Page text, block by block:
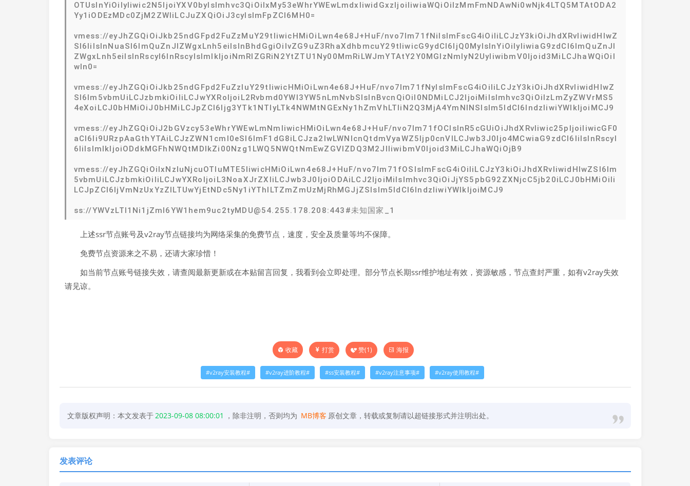
OTUsInYiOiIyIiwic2N5IjoiYXV0byIsImhvc3QiOiIxMy53eWhrYWEwLmdxIiwidGxzIjoiIiwiaWQiOiIzMmFmNDAwNi0wNjk4LTQ5MTAtODA2
Yy1iODEzMDc0ZjM2ZWIiLCJuZXQiOiJ3cyIsImFpZCI6MH0=
vmess://eyJhZGQiOiJkb25ndGFpd2FuZzMuY29tIiwicHMiOiLwn4e68J+HuF/nvo7lm71fNiIsImFscG4iOiIiLCJzY3kiOiJhdXRvIiwidHlwZ
SI6IiIsInNuaSI6ImQuZnJlZWgxLnh5eiIsInBhdGgiOiIvZG9uZ3RhaXdhbmcuY29tIiwicG9ydCI6IjQ0MyIsInYiOiIyIiwiaG9zdCI6ImQuZnJl
ZWgxLnh5eiIsInRscyI6InRscyIsImlkIjoiNmRlZGRiN2YtZTU1Ny00MmRiLWJmYTAtY2Y0MGIzNmIyN2UyIiwibmV0Ijoid3MiLCJhaWQiOiI
wIn0=
vmess://eyJhZGQiOiJkb25ndGFpd2FuZzIuY29tIiwicHMiOiLwn4e68J+HuF/nvo7lm71fNyIsImFscG4iOiIiLCJzY3kiOiJhdXRvIiwidHlwZ
SI6Im5vbmUiLCJzbmkiOiIiLCJwYXRoIjoiL2Rvbmd0YWl3YW5nLmNvbSIsInBvcnQiOiI0NDMiLCJ2IjoiMiIsImhvc3QiOiIzLmZyZWVrMS5
4eXoiLCJ0bHMiOiJ0bHMiLCJpZCI6Ijg3YTk1NTIyLTk4NWMtNGExNy1hZmVhLTliN2Q3MjA4YmNlNSIsIm5ldCI6IndzIiwiYWlkIjoiMCJ9
vmess://eyJhZGQiOiJ2bGVzcy53eWhrYWEwLmNmIiwicHMiOiLwn4e68J+HuF/nvo7lm71fOCIsInR5cGUiOiJhdXRvIiwic25pIjoiIiwicGF0
aCI6Ii9URzpAaGthYTAiLCJzZWN1cml0eSI6ImF1dG8iLCJza2lwLWNlcnQtdmVyaWZ5Ijp0cnVlLCJwb3J0Ijo4MCwiaG9zdCI6IiIsInRscyI
6IiIsImlkIjoiODdkMGFhNWQtMDlkZi00Nzg1LWQ5NWQtNmEwZGVlZDQ3M2JlIiwibmV0Ijoid3MiLCJhaWQiOjB9
vmess://eyJhZGQiOiIxNzIuNjcuOTIuMTE5IiwicHMiOiLwn4e68J+HuF/nvo7lm71fOSIsImFscG4iOiIiLCJzY3kiOiJhdXRvIiwidHlwZSI6Im
5vbmUiLCJzbmkiOiIiLCJwYXRoIjoiL3NoaXJrZXIiLCJwb3J0IjoiODAiLCJ2IjoiMiIsImhvc3QiOiJjYS5pbG92ZXNjcC5jb20iLCJ0bHMiOiIi
LCJpZCI6IjVmNzUxYzZlLTUwYjEtNDc5Ny1iYThlLTZmZmUzMjRhMGJjZSIsIm5ldCI6IndzIiwiYWlkIjoiMCJ9
ss://YWVzLTI1Ni1jZmI6YW1hem9uc2tyMDU@54.255.178.208:443#未知国家_1
上述ssr节点账号及v2ray节点链接均为网络采集的免费节点，速度，安全及质量等均不保障。
免费节点资源来之不易，还请大家珍惜！
如当前节点账号链接失效，请查阅最新更新或在本贴留言回复，我看到会立即处理。部分节点长期ssr维护地址有效，资源敏感，节点查封严重，如有v2ray失效
请见谅。
收藏 打赏 赞(1) 海报
v2ray安装教程 v2ray进阶教程 ss安装教程 v2ray注意事项 v2ray使用教程
文章版权声明：本文发表于2023-09-08 08:00:01 ，除非注明，否则均为 MB博客 原创文章，转载或复制请以超链接形式并注明出处。
发表评论